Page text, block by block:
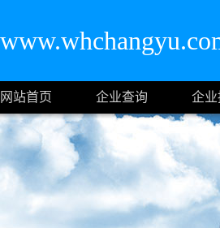
网站首页 企业查询 企业